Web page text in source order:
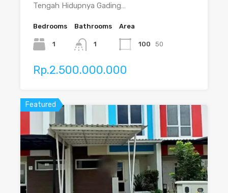
Tengah Hidupnya Gading…
Bedrooms
1
Bathrooms
1
Area
100 50
Rp.2.500.000.000
Featured